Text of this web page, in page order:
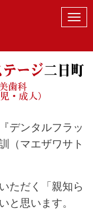
N
a
i
g
a
n
しまった
周病、歯科 、治療 、親
デンタルフラッ
（マエザワサト
ただく「親知ら
と思います。